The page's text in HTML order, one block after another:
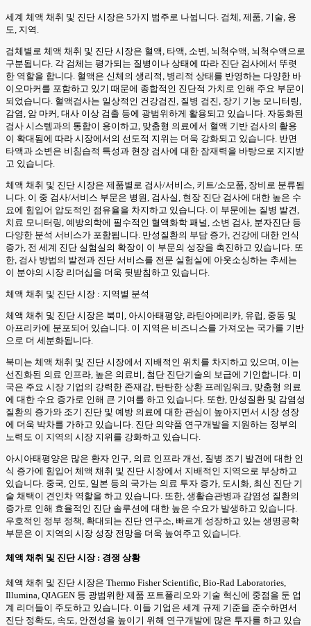
세계 체액 채취 및 진단 시장은 5가지 범주로 나뉩니다. 검체, 제품, 기술, 용
도, 지역.
검체별로 체액 채취 및 진단 시장은 혈액, 타액, 소변, 뇌척수액, 뇌척수액으로
구분됩니다. 각 검체는 평가되는 질병이나 상태에 따라 진단 검사에서 뚜렷
한 역할을 합니다. 혈액은 신체의 생리적, 병리적 상태를 반영하는 다양한 바
이오마커를 포함하고 있기 때문에 종합적인 진단적 가치로 인해 주요 부문이
되었습니다. 혈액검사는 일상적인 건강검진, 질병 검진, 장기 기능 모니터링,
감염, 암 마커, 대사 이상 검출 등에 광범위하게 활용되고 있습니다. 자동화된
검사 시스템과의 통합이 용이하고, 맞춤형 의료에서 혈액 기반 검사의 활용
이 확대됨에 따라 시장에서의 선도적 지위는 더욱 강화되고 있습니다. 반면
타액과 소변은 비침습적 특성과 현장 검사에 대한 잠재력을 바탕으로 지지받
고 있습니다.
체액 채취 및 진단 시장은 제품별로 검사/서비스, 키트/소모품, 장비로 분류됩
니다. 이 중 검사/서비스 부문은 병원, 검사실, 현장 진단 검사에 대한 높은 수
요에 힘입어 압도적인 점유율을 차지하고 있습니다. 이 부문에는 질병 발견,
치료 모니터링, 예방의학에 필수적인 혈액화학 패널, 소변 검사, 분자진단 등
다양한 분석 서비스가 포함됩니다. 만성질환의 부담 증가, 건강에 대한 인식
증가, 전 세계 진단 실험실의 확장이 이 부문의 성장을 촉진하고 있습니다. 또
한, 검사 방법의 발전과 진단 서비스를 전문 실험실에 아웃소싱하는 추세는
이 분야의 시장 리더십을 더욱 뒷받침하고 있습니다.
체액 채취 및 진단 시장 : 지역별 분석
체액 채취 및 진단 시장은 북미, 아시아태평양, 라틴아메리카, 유럽, 중동 및
아프리카에 분포되어 있습니다. 이 지역은 비즈니스를 가져오는 국가를 기반
으로 더 세분화됩니다.
북미는 체액 채취 및 진단 시장에서 지배적인 위치를 차지하고 있으며, 이는
선진화된 의료 인프라, 높은 의료비, 첨단 진단기술의 보급에 기인합니다. 미
국은 주요 시장 기업의 강력한 존재감, 탄탄한 상환 프레임워크, 맞춤형 의료
에 대한 수요 증가로 인해 큰 기여를 하고 있습니다. 또한, 만성질환 및 감염성
질환의 증가와 조기 진단 및 예방 의료에 대한 관심이 높아지면서 시장 성장
에 더욱 박차를 가하고 있습니다. 진단 의약품 연구개발을 지원하는 정부의
노력도 이 지역의 시장 지위를 강화하고 있습니다.
아시아태평양은 많은 환자 인구, 의료 인프라 개선, 질병 조기 발견에 대한 인
식 증가에 힘입어 체액 채취 및 진단 시장에서 지배적인 지역으로 부상하고
있습니다. 중국, 인도, 일본 등의 국가는 의료 투자 증가, 도시화, 최신 진단 기
술 채택이 견인차 역할을 하고 있습니다. 또한, 생활습관병과 감염성 질환의
증가로 인해 효율적인 진단 솔루션에 대한 높은 수요가 발생하고 있습니다.
우호적인 정부 정책, 확대되는 진단 연구소, 빠르게 성장하고 있는 생명공학
부문은 이 지역의 시장 성장 전망을 더욱 높여주고 있습니다.
체액 채취 및 진단 시장 : 경쟁 상황
체액 채취 및 진단 시장은 Thermo Fisher Scientific, Bio-Rad Laboratories,
Illumina, QIAGEN 등 광범위한 제품 포트폴리오와 기술 혁신에 중점을 둔 업
계 리더들이 주도하고 있습니다. 이들 기업은 세계 규제 기준을 준수하면서
진단 정확도, 속도, 안전성을 높이기 위해 연구개발에 많은 투자를 하고 있습